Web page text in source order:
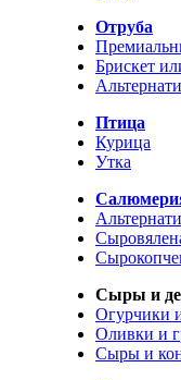
Отруба
Брискет
Птица
Курица
Утка
Сыры и
Огурчики
Оливки и
Сыры и